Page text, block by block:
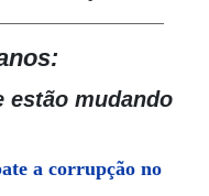
estão mudando
a corrupção no